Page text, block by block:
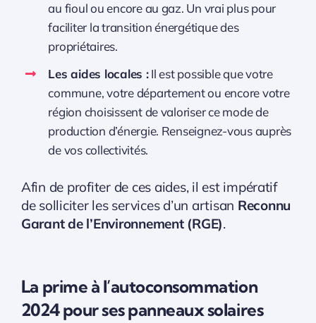
au fioul ou encore au gaz. Un vrai plus pour
faciliter la transition énergétique des
propriétaires.
Les aides locales :Il est possible que votre
commune, votre département ou encore votre
région choisissent de valoriser ce mode de
production d’énergie. Renseignez-vous auprès
de vos collectivités.
Afin de profiter de ces aides, il est impératif
de solliciter les services d’un artisan Reconnu
Garant de l’Environnement (RGE).
La prime à l’autoconsommation
2024 pour ses panneaux solaires